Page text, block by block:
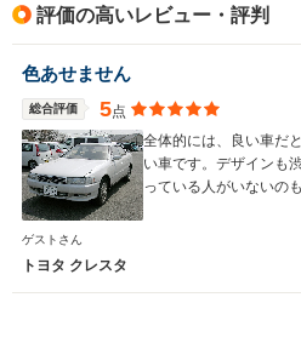
駆動方式 FR、4WD
評価の高いレビュー・評判
色あせません
総合評価 5点
全体的には、良い車だ
い車です。デザインも
っている人がいないの
ゲストさん
トヨタ クレスタ